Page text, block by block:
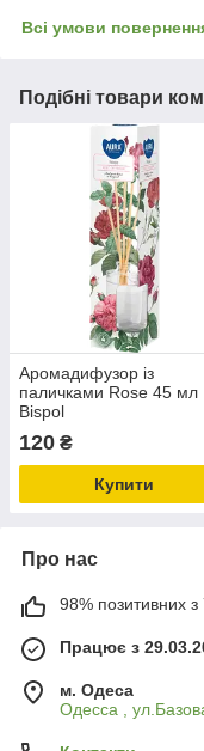
Всі умови
Подібні товари
Аромадифузор із
паличками Rose 45 мл
Bispol
120 ₴
Купити
Про нас
98% позитивних з
Працює з
м. Одеса
Одесса ,